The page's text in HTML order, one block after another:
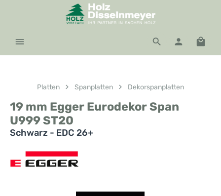
Zum Hauptinhalt springen
Platten Spanplatten Dekorspanplatten
19 mm Egger Eurodekor Span
U999 ST20
Schwarz - EDC 26+